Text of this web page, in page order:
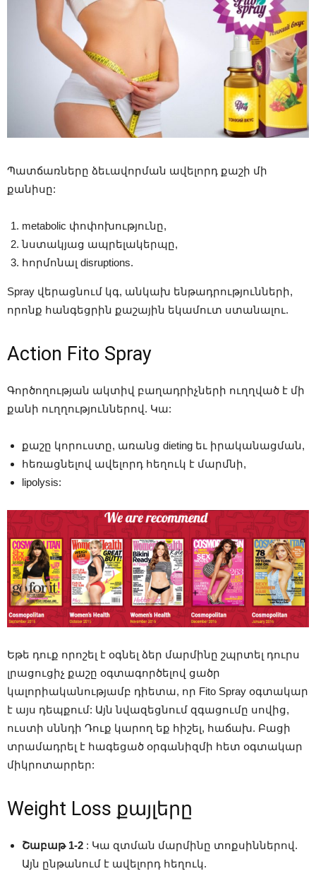
Պատճառները ձեւավորման ավելորդ քաշի մի
քանիսը:
metabolic փոփոխությունը,
նստակյաց ապրելակերպը,
հորմոնալ disruptions.
Spray վերացնում կգ, անկախ ենթադրությունների,
որոնք հանգեցրին քաշային եկամուտ ստանալու.
Action Fito Spray
Գործողության ակտիվ բաղադրիչների ուղղված է մի
քանի ուղղություններով. Կա:
քաշը կորուստը, առանց dieting եւ իրականացման,
հեռացնելով ավելորդ հեղուկ է մարմնի,
lipolysis:
Եթե ​​դուք որոշել է օգնել ձեր մարմինը շպրտել դուրս
լրացուցիչ քաշը օգտագործելով ցածր
կալորիականությամբ դիետա, որ Fito Spray օգտակար
է այս դեպքում: Այն նվազեցնում զգացումը սովից,
ուստի սննդի Դուք կարող եք հիշել, հաճախ. Բացի
տրամադրել է հագեցած օրգանիզմի հետ օգտակար
միկրոտարրեր:
Weight Loss քայլերը
Շաբաթ 1-2 : Կա զտման մարմինը տոքսիններով.
Այն ընթանում է ավելորդ հեղուկ.